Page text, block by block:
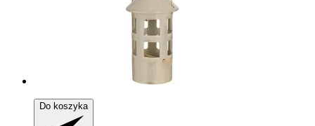
Do koszyka